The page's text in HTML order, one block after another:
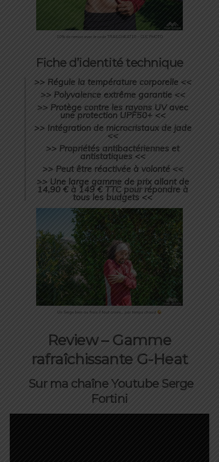
10% de remise avec le code TRAILGHEAT10 – CLIC PHOTO
Fiche d’identité technique
>> Régule la température corporelle <<
>> Polyvalence extrême garantie <<
>> Protège contre les rayons UV avec
une protection UPF50+ <<
>> Intégration de microcristaux de jade
<<
>> Propriétés antibactériennes et
antistatiques <<
>> Peut être réactivée à volonté <<
>> Une large gamme de prix allant de
14,90 € à 149 € TTC pour répondre à
tous les budgets <<
Un Serge bien au frais il faut croire… par temps chaud
Review – Gamme
rafraîchissante G-Heat
Sur ma chaîne Youtube Serge
Fortini